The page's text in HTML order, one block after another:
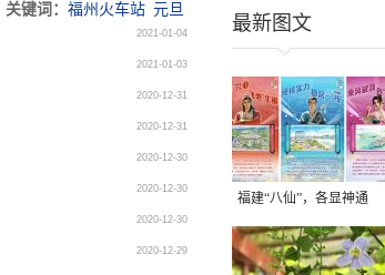
关键词： 福州火车站 元旦
2021-01-04
2021-01-03
2020-12-31
2020-12-31
2020-12-30
2020-12-30
2020-12-30
2020-12-29
最新图文
福建“八仙”，各显神通